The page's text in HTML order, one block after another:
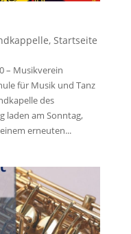
, Startseite
– Musikverein
für Musik und Tanz
des
laden am Sonntag,
erneuten...